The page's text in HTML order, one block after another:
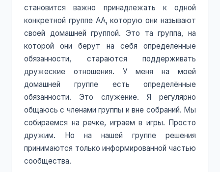
становится важно принадлежать к одной
конкретной группе АА, которую они называют
своей домашней группой. Это та группа, на
которой они берут на себя определённые
обязанности, стараются поддерживать
дружеские отношения. У меня на моей
домашней группе есть определённые
обязанности. Это служение. Я регулярно
общаюсь с членами группы и вне собраний. Мы
собираемся на речке, играем в игры. Просто
дружим. Но на нашей группе решения
принимаются только информированной частью
сообщества.